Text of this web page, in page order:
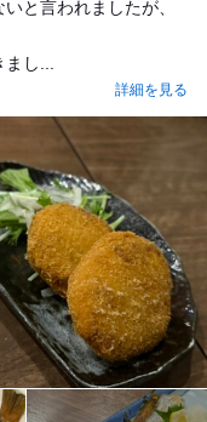
と言われましたが、
まし...
詳細を見る